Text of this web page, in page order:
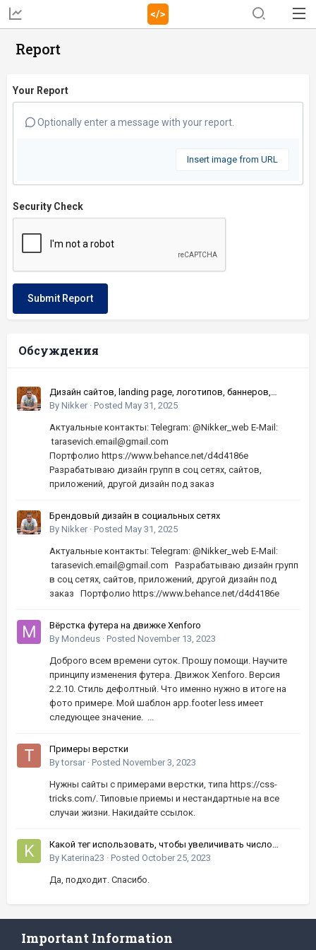
Report
Your Report
Optionally enter a message with your report.
Insert image from URL
Security Check
Submit Report
Обсуждения
Дизайн сайтов, landing page, логотипов, баннеров,
шапок | Высокое качество, по хорошей цене
By Nikker · Posted May 31, 2025
Актуальные контакты: Telegram: @Nikker_web E-Mail:
tarasevich.email@gmail.com
Портфолио https://www.behance.net/d4d4186e
Разрабатываю дизайн групп в соц сетях, сайтов,
приложений, другой дизайн под заказ
Брендовый дизайн в социальных сетях
By Nikker · Posted May 31, 2025
Актуальные контакты: Telegram: @Nikker_web E-Mail:
tarasevich.email@gmail.com Разрабатываю дизайн групп
в соц сетях, сайтов, приложений, другой дизайн под
заказ Портфолио https://www.behance.net/d4d4186e
Вёрстка футера на движке Xenforo
By Mondeus · Posted November 13, 2023
Доброго всем времени суток. Прошу помощи. Научите
принципу изменения футера. Движок Xenforo. Версия
2.2.10. Стиль дефолтный. Что именно нужно в итоге на
фото примере. Мой шаблон app.footer less имеет
следующее значение. ...
Примеры верстки
Bytorsar · Posted November 3, 2023
Нужны сайты с примерами верстки, типа https://css-
tricks.com/. Типовые приемы и нестандартные на все
случаи жизни. Накидайте ссылок.
Какой тег использовать, чтобы увеличивать число
кнопками вверх-вниз?
By Katerina23 · Posted October 25, 2023
Да, подходит. Спасибо.
Important Information